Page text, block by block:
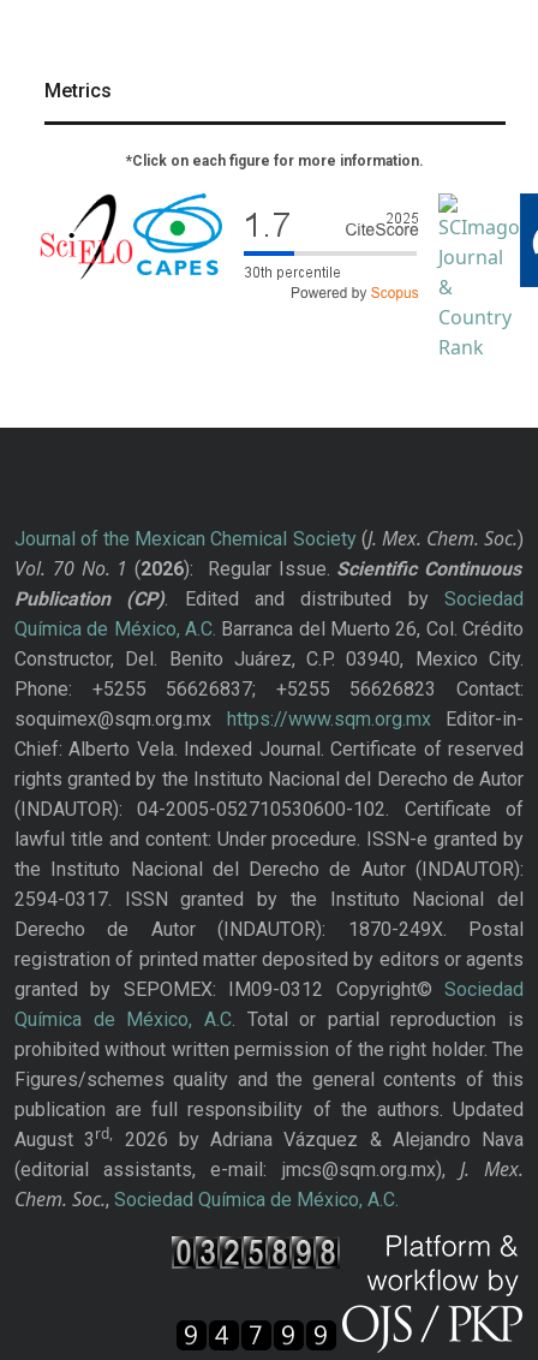
Metrics
*Click on each figure for more information.
Journal of the Mexican Chemical Society(J. Mex. Chem. Soc.)
Vol. 70 No. 1 (2026): Regular Issue. Scientific Continuous
Publication
(CP). Edited and distributed bySociedad
Química de México, A.C. Barranca del Muerto 26, Col. Crédito
Constructor, Del. Benito Juárez, C.P. 03940, Mexico City.
Phone: +5255 56626837; +5255 56626823 Contact:
soquimex@sqm.org.mx https://www.sqm.org.mxEditor-in-
Chief: Alberto Vela. Indexed Journal. Certificate of reserved
rights granted by the Instituto Nacional del Derecho de Autor
(INDAUTOR): 04-2005-052710530600-102. Certificate of
lawful title and content: Under procedure. ISSN-e granted by
the Instituto Nacional del Derecho de Autor (INDAUTOR):
2594-0317. ISSN granted by the Instituto Nacional del
Derecho de Autor (INDAUTOR): 1870-249X. Postal
registration of printed matter deposited by editors or agents
granted by SEPOMEX: IM09-0312 Copyright© Sociedad
Química de México, A.C. Total or partial reproduction is
prohibited without written permission of the right holder. The
Figures/schemes quality and the general contents of this
publication are full responsibility of the authors. Updated
August 3rd,
2026 by Adriana Vázquez & Alejandro Nava
(editorial assistants, e-mail: jmcs@sqm.org.mx), J. Mex.
Chem. Soc., Sociedad Química de México, A.C.